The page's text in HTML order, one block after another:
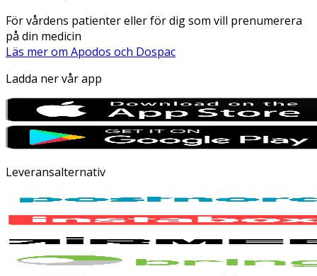
För vårdens patienter eller för dig som vill prenumerera
på din medicin
Läs mer om Apodos och Dospac
Ladda ner vår app
Leveransalternativ